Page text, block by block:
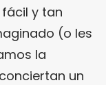
y tan
(o les
la
un